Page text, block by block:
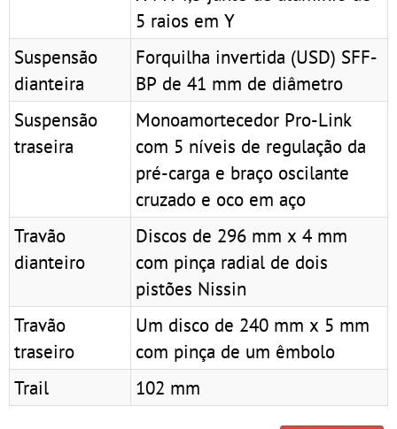
5 raios em Y
Suspensão
dianteira
Forquilha invertida (USD) SFF-
BP de 41 mm de diâmetro
Suspensão
traseira
Monoamortecedor Pro-Link
com 5 níveis de regulação da
pré-carga e braço oscilante
cruzado e oco em aço
Travão
dianteiro
Discos de 296 mm x 4 mm
com pinça radial de dois
pistões Nissin
Travão
traseiro
Um disco de 240 mm x 5 mm
com pinça de um êmbolo
Trail
102 mm